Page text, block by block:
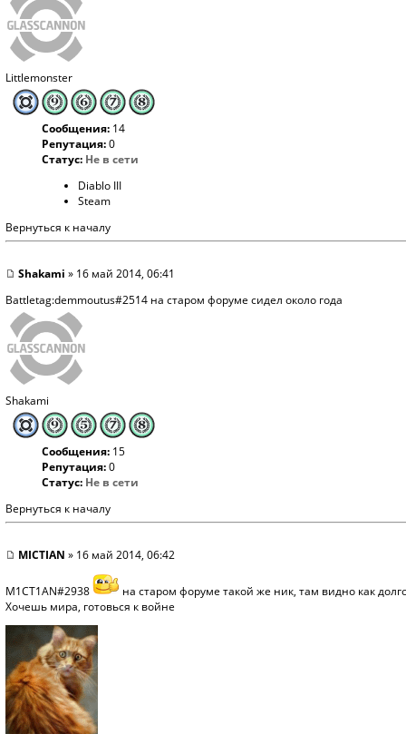
Littlemonster
Сообщения: 14
Репутация:0
Статус: Не в сети
Diablo III
Steam
Вернуться к началу
Shakami » 16 май 2014, 06:41
Battletag:demmoutus#2514 на старом форуме сидел около года
Shakami
Сообщения: 15
Репутация:0
Статус: Не в сети
Вернуться к началу
MICTIAN » 16 май 2014, 06:42
M1CT1AN#2938
на старом форуме такой же ник, там видно как
Хочешь мира, готовься к войне